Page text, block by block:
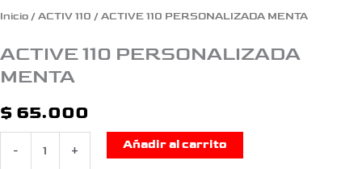
Inicio / ACTIV 110 / ACTIVE 110 PERSONALIZADA MENTA
ACTIVE 110 PERSONALIZADA
MENTA
$ 65.000
- +
Añadir al carrito